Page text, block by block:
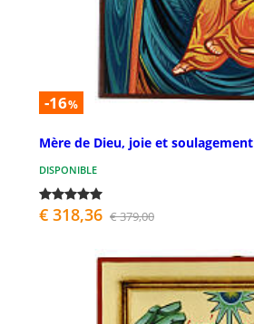
-16%
Mère de Dieu, joie et soulagement
DISPONIBLE
€ 318,36 € 379,00